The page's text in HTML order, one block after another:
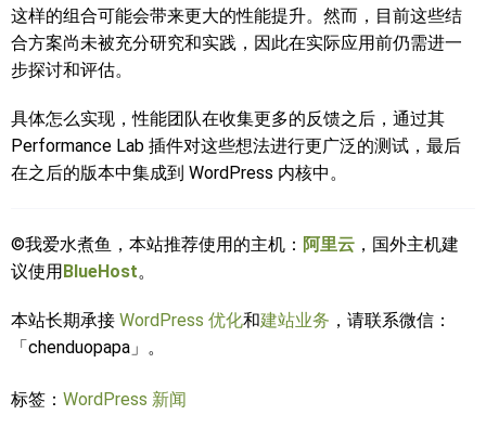
这样的组合可能会带来更大的性能提升。然而，目前这些结
合方案尚未被充分研究和实践，因此在实际应用前仍需进一
步探讨和评估。
具体怎么实现，性能团队在收集更多的反馈之后，通过其
Performance Lab 插件对这些想法进行更广泛的测试，最后
在之后的版本中集成到 WordPress 内核中。
©我爱水煮鱼，本站推荐使用的主机： 阿里云 ，国外主机建
议使用BlueHost。
本站长期承接 WordPress 优化和建站业务 ，请联系微信：
「chenduopapa」。
标签： WordPress 新闻